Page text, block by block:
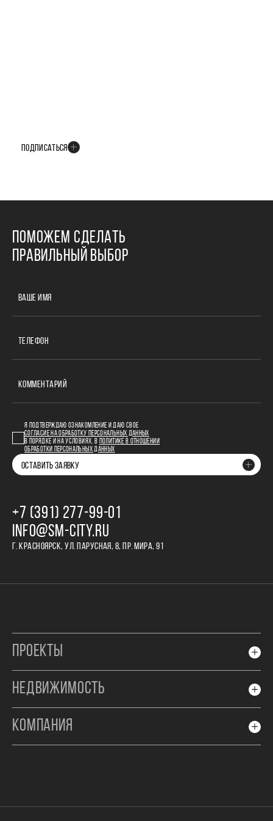
ПОДПИСАТЬСЯ
ПОМОЖЕМ СДЕЛАТЬ
ПРАВИЛЬНЫЙ ВЫБОР
ВАШЕ ИМЯ
ТЕЛЕФОН
КОММЕНТАРИЙ
Я ПОДТВЕРЖДАЮ ОЗНАКОМЛЕНИЕ И ДАЮ СВОЕ
СОГЛАСИЕ НА ОБРАБОТКУ ПЕРСОНАЛЬНЫХ ДАННЫХ
В ПОРЯДКЕ И НА УСЛОВИЯХ, В ПОЛИТИКЕ В ОТНОШЕНИИ
ОБРАБОТКИ ПЕРСОНАЛЬНЫХ ДАННЫХ
ОСТАВИТЬ ЗАЯВКУ
+7 (391) 277‒99‒01
INFO@SM-CITY.RU
Г. КРАСНОЯРСК, УЛ. ПАРУСНАЯ, 8, ПР. МИРА, 91
ПРОЕКТЫ
НЕДВИЖИМОСТЬ
КОМПАНИЯ